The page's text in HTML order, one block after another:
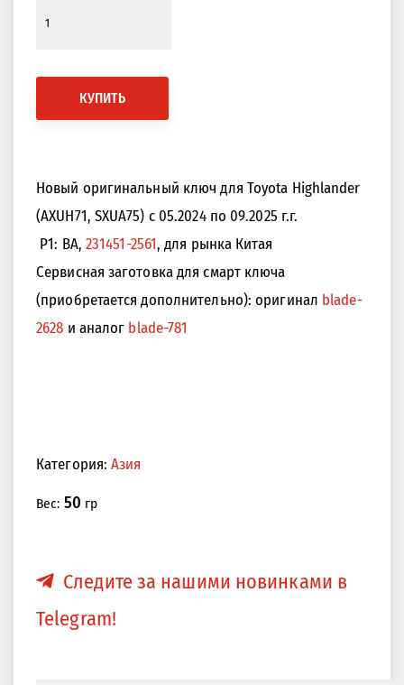
КУПИТЬ
Новый оригинальный ключ для Toyota Highlander
(AXUH71, SXUA75) с 05.2024 по 09.2025 г.г.
P1: BA, 231451-2561, для рынка Китая
Сервисная заготовка для смарт ключа
(приобретается дополнительно): оригинал blade-
2628 и аналог blade-781
Категория:Азия
Вес: 50 гр
Следите за нашими новинками в
Telegram!